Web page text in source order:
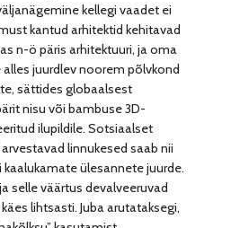
kellegi vaadet ei
kantud arhitektid kehitavad
n-ö päris arhitektuuri, ja oma
juurdlev noorem põlvkond
sättides globaalsest
nisu või bambuse 3D-
ilupildile. Sotsiaalset
linnukesed saab nii
kaalukamate ülesannete juurde.
selle väärtus devalveeruvad
lihtsasti. Juba arutataksegi,